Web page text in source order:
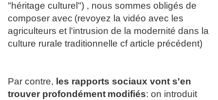
"héritage culturel") , nous sommes obligés de
composer avec (revoyez la vidéo avec les
agriculteurs et l'intrusion de la modernité dans la
culture rurale traditionnelle cf article précédent)
Par contre, les rapports sociaux vont s'en
trouver profondément modifiés: on introduit